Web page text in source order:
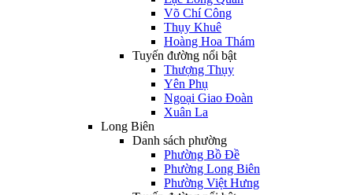
Võ Chí Công
Thụy Khuê
Hoàng Hoa Thám
Tuyến đường nổi bật
Thượng Thụy
Yên Phụ
Ngoại Giao Đoàn
Xuân La
Long Biên
Danh sách phường
Phường Bồ Đề
Phường Long Biên
Phường Việt Hưng